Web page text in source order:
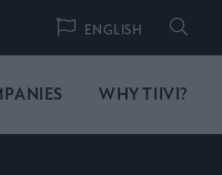
ENGLISH Hae
WHY TIIVI?